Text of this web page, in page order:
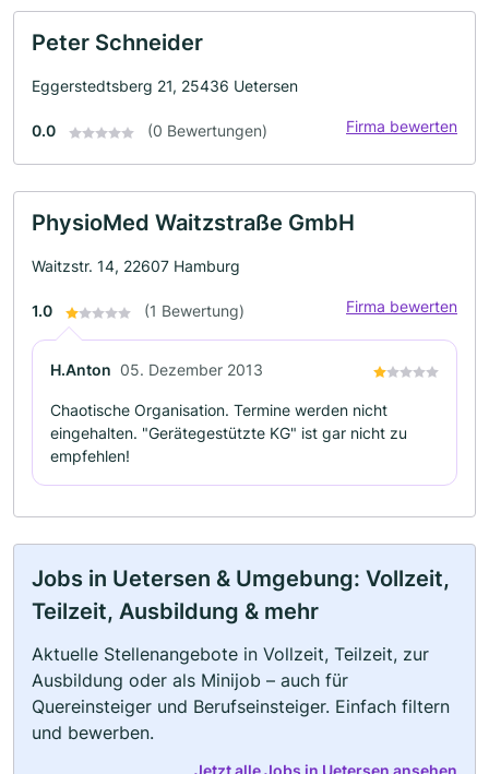
Peter Schneider
Eggerstedtsberg 21, 25436 Uetersen
0.0 (0 Bewertungen) Firma bewerten
PhysioMed Waitzstraße GmbH
Waitzstr. 14, 22607 Hamburg
1.0 (1 Bewertung) Firma bewerten
H.Anton 05. Dezember 2013
Chaotische Organisation. Termine werden nicht
eingehalten. "Gerätegestützte KG" ist gar nicht zu
empfehlen!
Jobs in Uetersen & Umgebung: Vollzeit,
Teilzeit, Ausbildung & mehr
Aktuelle Stellenangebote in Vollzeit, Teilzeit, zur
Ausbildung oder als Minijob – auch für
Quereinsteiger und Berufseinsteiger. Einfach filtern
und bewerben.